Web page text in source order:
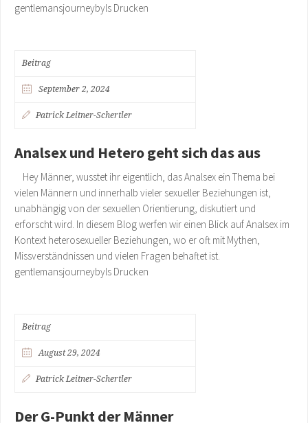
gentlemansjourneybyls Drucken
Beitrag
September 2, 2024
Patrick Leitner-Schertler
Analsex und Hetero geht sich das aus
Hey Männer, wusstet ihr eigentlich, das Analsex ein Thema bei
vielen Männern und innerhalb vieler sexueller Beziehungen ist,
unabhängig von der sexuellen Orientierung, diskutiert und
erforscht wird. In diesem Blog werfen wir einen Blick auf Analsex im
Kontext heterosexueller Beziehungen, wo er oft mit Mythen,
Missverständnissen und vielen Fragen behaftet ist.
gentlemansjourneybyls Drucken
Beitrag
August 29, 2024
Patrick Leitner-Schertler
Der G-Punkt der Männer